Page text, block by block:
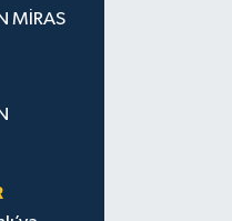
MİRAS